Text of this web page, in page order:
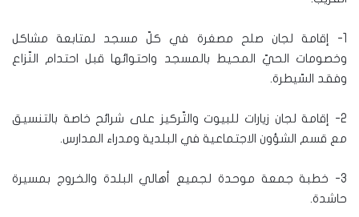
1- إقامة لجان صلح مصغرة في كلّ مسجد لمتابعة مشاكل
وخصومات الحيّ المحيط بالمسجد واحتوائها قبل احتدام النّزاع
وفقد السّيطرة.
2- إقامة لجان زيارات للبيوت والتّركيز على شرائح خاصة بالتنسيق
مع قسم الشؤون الاجتماعية في البلدية ومدراء المدارس.
3- خطبة جمعة موحدة لجميع أهالي البلدة والخروج بمسيرة
حاشدة.